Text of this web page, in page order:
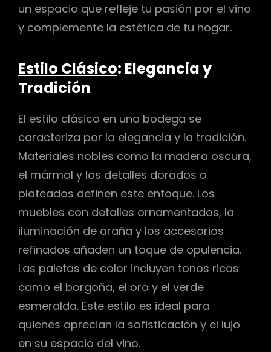
un espacio que refleje tu pasión por el vino
y complemente la estética de tu hogar.
Estilo Clásico: Elegancia y
Tradición
El estilo clásico en una bodega se
caracteriza por la elegancia y la tradición.
Materiales nobles como la madera oscura,
el mármol y los detalles dorados o
plateados definen este enfoque. Los
muebles con detalles ornamentados, la
iluminación de araña y los accesorios
refinados añaden un toque de opulencia.
Las paletas de color incluyen tonos ricos
como el borgoña, el oro y el verde
esmeralda. Este estilo es ideal para
quienes aprecian la sofisticación y el lujo
en su espacio del vino.